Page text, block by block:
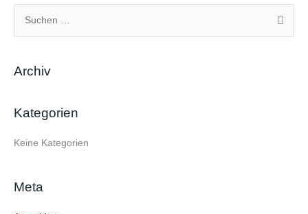
h
n
h
Archiv
Kategorien
Keine Kategorien
Meta